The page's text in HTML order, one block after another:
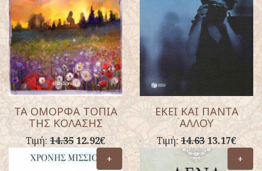
ΤΑ ΟΜΟΡΦΑ ΤΟΠΙΑ
ΤΗΣ ΚΟΛΑΣΗΣ
Τιμή: 14.3512.92€
ΕΚΕΙ ΚΑΙ ΠΑΝΤΑ
ΑΛΛΟΥ
Τιμή: 14.6313.17€
+
+